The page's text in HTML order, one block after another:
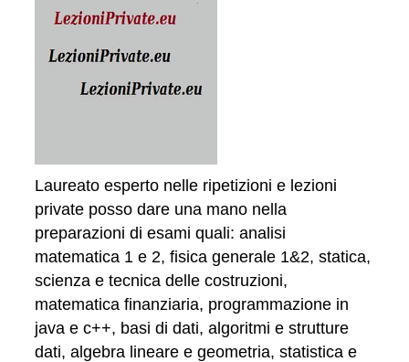
Laureato esperto nelle ripetizioni e lezioni
private posso dare una mano nella
preparazioni di esami quali: analisi
matematica 1 e 2, fisica generale 1&2, statica,
scienza e tecnica delle costruzioni,
matematica finanziaria, programmazione in
java e c++, basi di dati, algoritmi e strutture
dati, algebra lineare e geometria, statistica e